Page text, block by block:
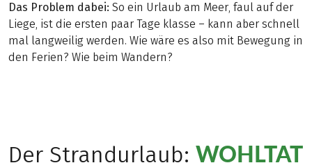
Das Problem dabei: So ein Urlaub am Meer, faul auf der
Liege, ist die ersten paar Tage klasse – kann aber schnell
mal langweilig werden. Wie wäre es also mit Bewegung in
den Ferien? Wie beim Wandern?
Der Strandurlaub: WOHLTAT